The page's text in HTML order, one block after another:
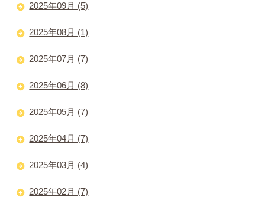
2025年09月 (5)
2025年08月 (1)
2025年07月 (7)
2025年06月 (8)
2025年05月 (7)
2025年04月 (7)
2025年03月 (4)
2025年02月 (7)